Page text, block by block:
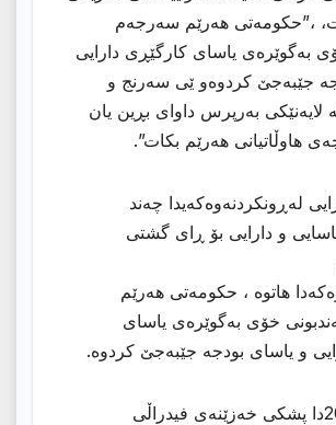
،”حکومەتی هەرێم سەرجەم
بەگوێرەی یاسای کارگێڕی دارایی
جێبەجێ کردوەو ێی سەرنج و
بەرپرس داوای بڕین یان
هاوڵاتیانی هەرێم بکات”.
لەڕونكردنەوەكەیدا چەند
و دارایی بۆ ڕای گشتی
هاتوە ، حکومەتی هەرێم
خۆی بەگوێرەی یاسای
و یاسای بودجە جێبەجێ کردوە.
لەساڵی 2025دا پشکی خەزێنەی فیدراڵی